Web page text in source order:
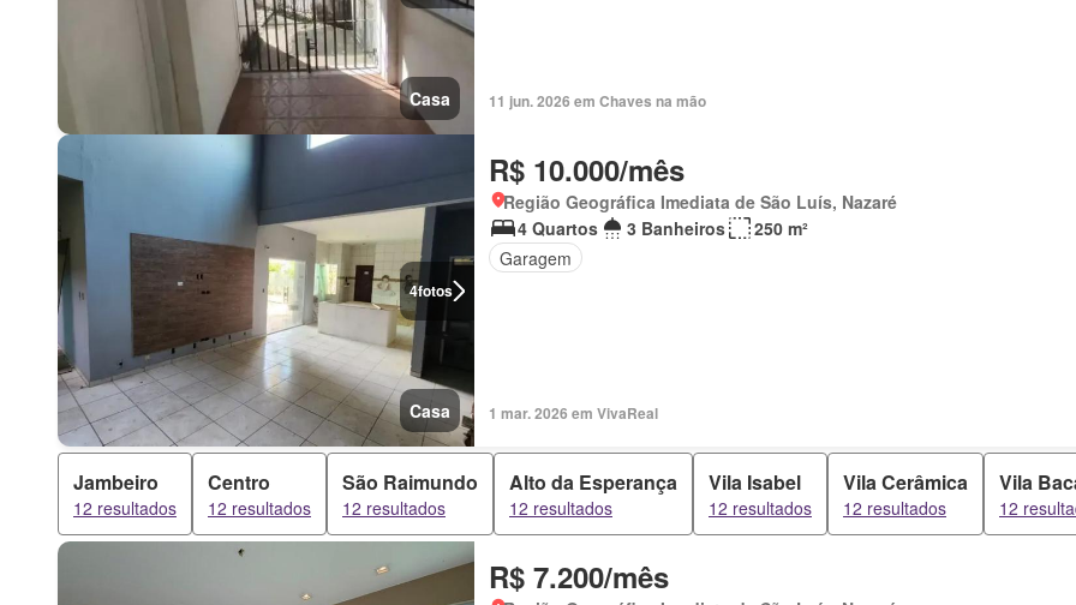
Casa 11 jun. 2026 em Chaves na mão
4fotos
Casa
R$ 10.000/mês
Região Geográfica Imediata de São Luís, Nazaré
4 Quartos
3 Banheiros
250 m²
Garagem
1 mar. 2026 em VivaReal
Jambeiro
12 resultados
Centro
12 resultados
São Raimundo
12 resultados
Alto da Esperança
12 resultados
Vila Isabel
12 resultados
Vila Cerâmica
12 resultados
Vila
12
R$ 7.200/mês